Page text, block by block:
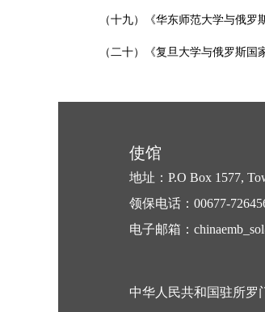
（十九）《华东师范大学与俄罗
（二十）《复旦大学与俄罗斯国
使馆
地址：P.O Box 1577,
领保电话：00677-
电子邮箱：
中华人民共和国驻所罗